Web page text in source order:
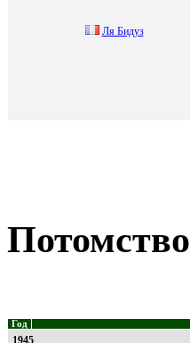
Ля Бидуз
Потомство
Год
1945